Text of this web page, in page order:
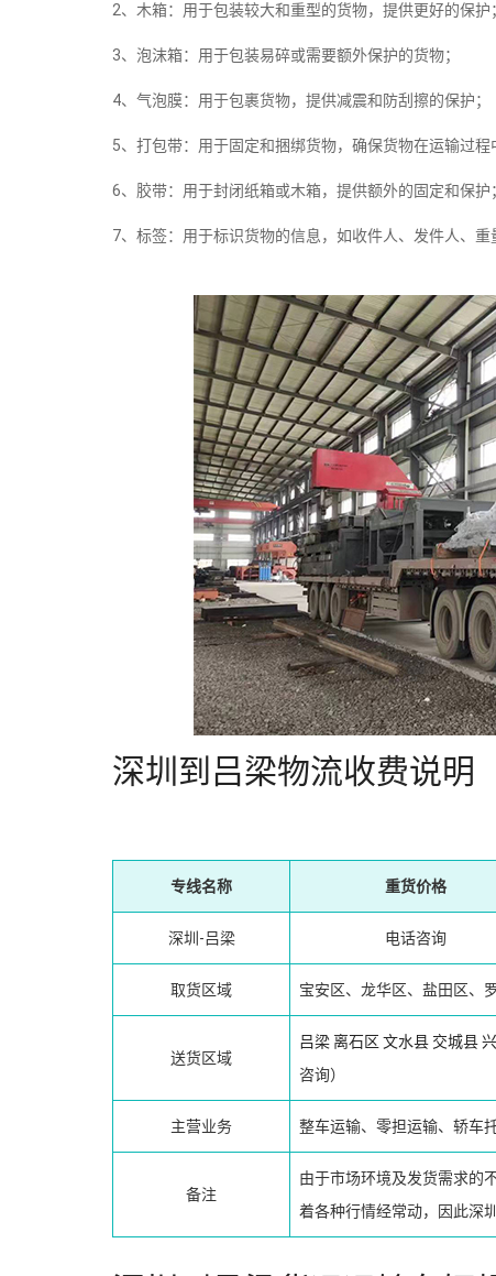
2、木箱：用于包装较大和重型的货物，提供更好的保护；
3、泡沫箱：用于包装易碎或需要额外保护的货物；
4、气泡膜：用于包裹货物，提供减震和防刮擦的保护；
5、打包带：用于固定和捆绑货物，确保货物在运输过程
6、胶带：用于封闭纸箱或木箱，提供额外的固定和保护；
7、标签：用于标识货物的信息，如收件人、发件人、重
深圳到吕梁物流收费说明
专线名称 重货价格
深圳-吕梁 电话咨询
取货区域 宝安区、龙华区、盐田区、
送货区域
吕梁 离石区 文水县 交城县
咨询）
主营业务 整车运输、零担运输、轿车
备注
由于市场环境及发货需求的
着各种行情经常动，因此深